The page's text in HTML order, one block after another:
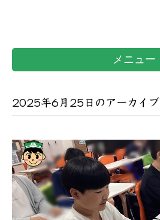
メニュー
2025年6月25日のアーカイブ